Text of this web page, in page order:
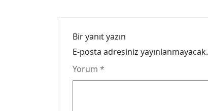
Bir yanıt yazın
E-posta adresiniz yayınlanmayacak.
Yorum *